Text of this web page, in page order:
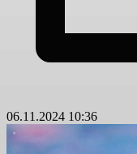
06.11.2024 10:36